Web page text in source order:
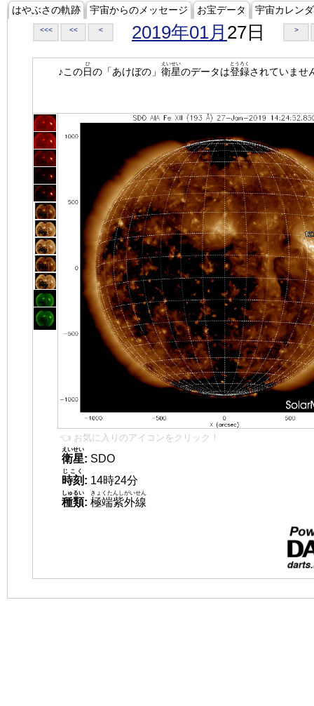
はやぶさの軌跡 宇宙からのメッセージ お宝データ 宇宙カレン
<<< << < 2019年01月 27日 >
♪この日
ひ
の「あけぼの」 衛星
えいせい
のデータは登録
とうろく
されていませ
👈 お気に入りのアイコンをクリック！
衛星
えいせい
: SDO
時刻
じこく
: 14時24分
種類
しゅるい
: 極端紫外線
きょくたんしがいせん